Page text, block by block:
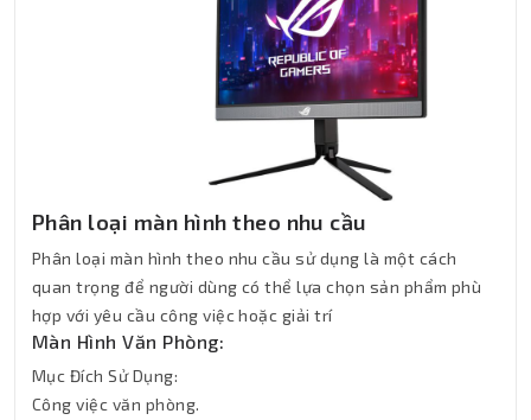
Phân loại màn hình theo nhu cầu
Phân loại màn hình theo nhu cầu sử dụng là một cách
quan trọng để người dùng có thể lựa chọn sản phẩm phù
hợp với yêu cầu công việc hoặc giải trí
Màn Hình Văn Phòng:
Mục Đích Sử Dụng:
Công việc văn phòng.